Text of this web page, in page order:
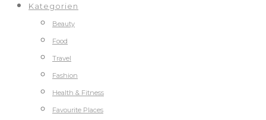
Kategorien
Beauty
Food
Travel
Fashion
Health & Fitness
Favourite Places